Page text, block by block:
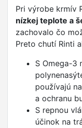
Pri výrobe krmív
nízkej teplote a
zachovalo čo
Preto chutí Rinti
S Omega-3
používajú
a ochranu
S repnou
účinok na